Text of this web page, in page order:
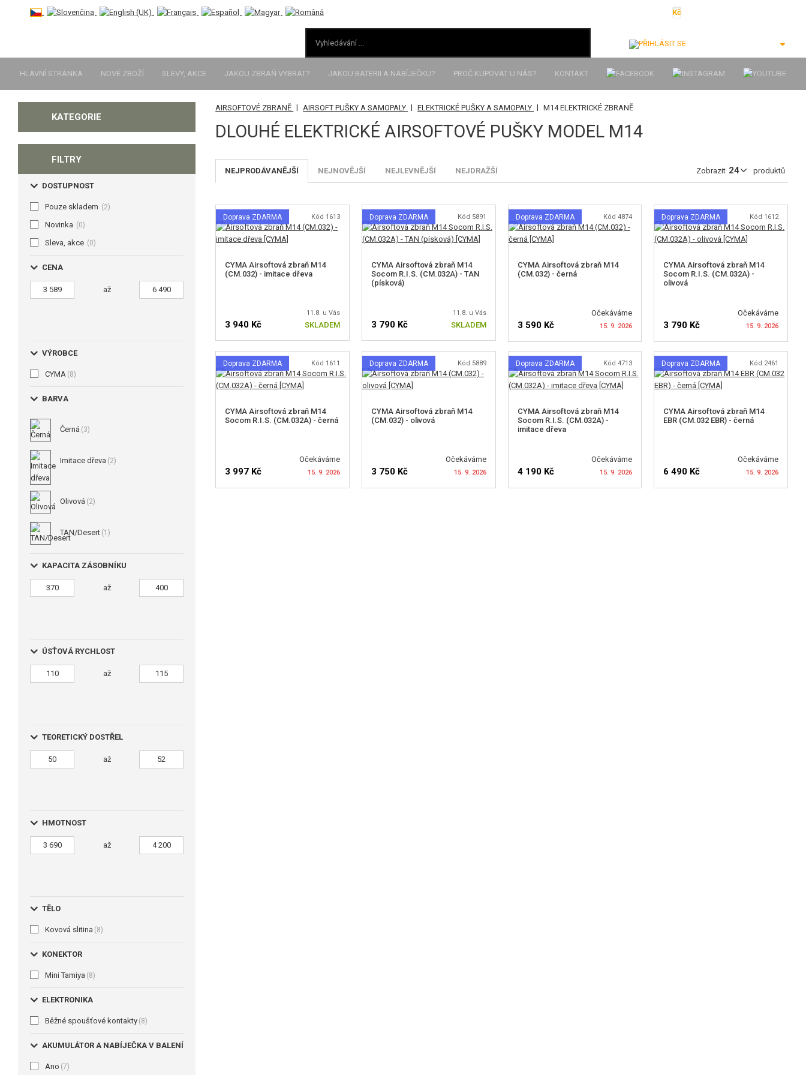
Kč
HLAVNÍ STRÁNKA NOVÉ ZBOŽÍ SLEVY, AKCE JAKOU ZBRAŇ VYBRAT? JAKOU BATERII A NABÍJEČKU? PROČ KUPOVAT U NÁS? KONTAKT
KATEGORIE
FILTRY
DOSTUPNOST
Pouze skladem (2)
Novinka (0)
Sleva, akce (0)
CENA
až
VÝROBCE
CYMA (8)
BARVA
Černá (3)
Imitace dřeva (2)
Olivová (2)
TAN/Desert (1)
KAPACITA ZÁSOBNÍKU
až
ÚSŤOVÁ RYCHLOST
až
TEORETICKÝ DOSTŘEL
až
HMOTNOST
až
TĚLO
Kovová slitina (8)
KONEKTOR
Mini Tamiya (8)
ELEKTRONIKA
Běžné spoušťové kontakty (8)
AKUMULÁTOR A NABÍJEČKA V BALENÍ
Ano (7)
AIRSOFTOVÉ ZBRANĚ | AIRSOFT PUŠKY A SAMOPALY | ELEKTRICKÉ PUŠKY A SAMOPALY | M14 ELEKTRICKÉ ZBRANĚ
DLOUHÉ ELEKTRICKÉ AIRSOFTOVÉ PUŠKY MODEL M14
Zobrazit produktů
NEJPRODÁVANĚJŠÍ NEJNOVĚJŠÍ NEJLEVNĚJŠÍ NEJDRAŽŠÍ
Doprava ZDARMA Kód 1613
CYMA Airsoftová zbraň M14
(CM.032) - imitace dřeva
11.8. u Vás
3 940 Kč SKLADEM
Doprava ZDARMA Kód 5891
CYMA Airsoftová zbraň M14
Socom R.I.S. (CM.032A) - TAN
(písková)
11.8. u Vás
3 790 Kč SKLADEM
Doprava ZDARMA Kód 4874
CYMA Airsoftová zbraň M14
(CM.032) - černá
Očekáváme
3 590 Kč 15. 9. 2026
HLÍDAT DOSTUPNOST
Doprava ZDARMA Kód 1612
CYMA Airsoftová zbraň M14
Socom R.I.S. (CM.032A) -
olivová
Očekáváme
3 790 Kč 15. 9. 2026
HLÍDAT DOSTUPNOST
Doprava ZDARMA Kód 1611
CYMA Airsoftová zbraň M14
Socom R.I.S. (CM.032A) - černá
Očekáváme
3 997 Kč 15. 9. 2026
Doprava ZDARMA Kód 5889
CYMA Airsoftová zbraň M14
(CM.032) - olivová
Očekáváme
3 750 Kč 15. 9. 2026
Doprava ZDARMA Kód 4713
CYMA Airsoftová zbraň M14
Socom R.I.S. (CM.032A) -
imitace dřeva
Očekáváme
4 190 Kč 15. 9. 2026
Doprava ZDARMA Kód 2461
CYMA Airsoftová zbraň M14
EBR (CM.032 EBR) - černá
Očekáváme
6 490 Kč 15. 9. 2026